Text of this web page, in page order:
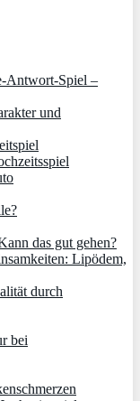
Antwort-Spiel –
und
das gut gehen?
Lipödem,
durch
bei